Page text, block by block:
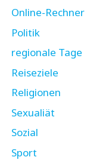
Online-Rechner
Politik
regionale Tage
Reiseziele
Religionen
Sexualiät
Sozial
Sport